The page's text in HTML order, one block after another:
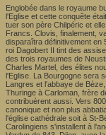
Englobée dans le royaume
l'Eglise et cette conquête
tuer son père Chilpéric et
Francs. Clovis, finalement,
disparaîtra définitivement en
roi Dagobert II tint des
des trois royaumes de
Charles Martel, des élites
l'Eglise. La Bourgogne sera
Langres et l'abbaye de
Thuringe à Carloman, frère
contribuèrent aussi. Vers
canonique et non plus
l'église cathédrale soit à St-
Carolingiens s'installent à